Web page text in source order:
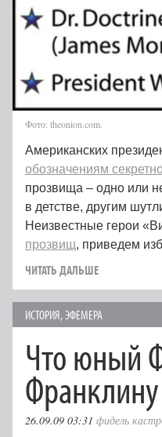
Фото: theonion.com.
Американских
обозначениям
прозвища – одно или
в детстве, другим
Неизвестные герои
прозвищ, приведем
ЧИТАТЬ ДАЛЬШЕ
ИСТОРИЯ,ЭФЕМЕРА
Что юный
26.09.09 03:31 фидель